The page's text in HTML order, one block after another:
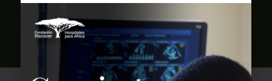
WE ARE WAITING FOR YOU!